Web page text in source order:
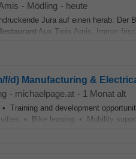
- Mödling - heute
Jura auf einen herab.
Aux Trois Amis. Immer
f/d) Manufacturing &
- michaelpage.at - 1 Monat alt
Training and development
• Bike leasing • Mobility